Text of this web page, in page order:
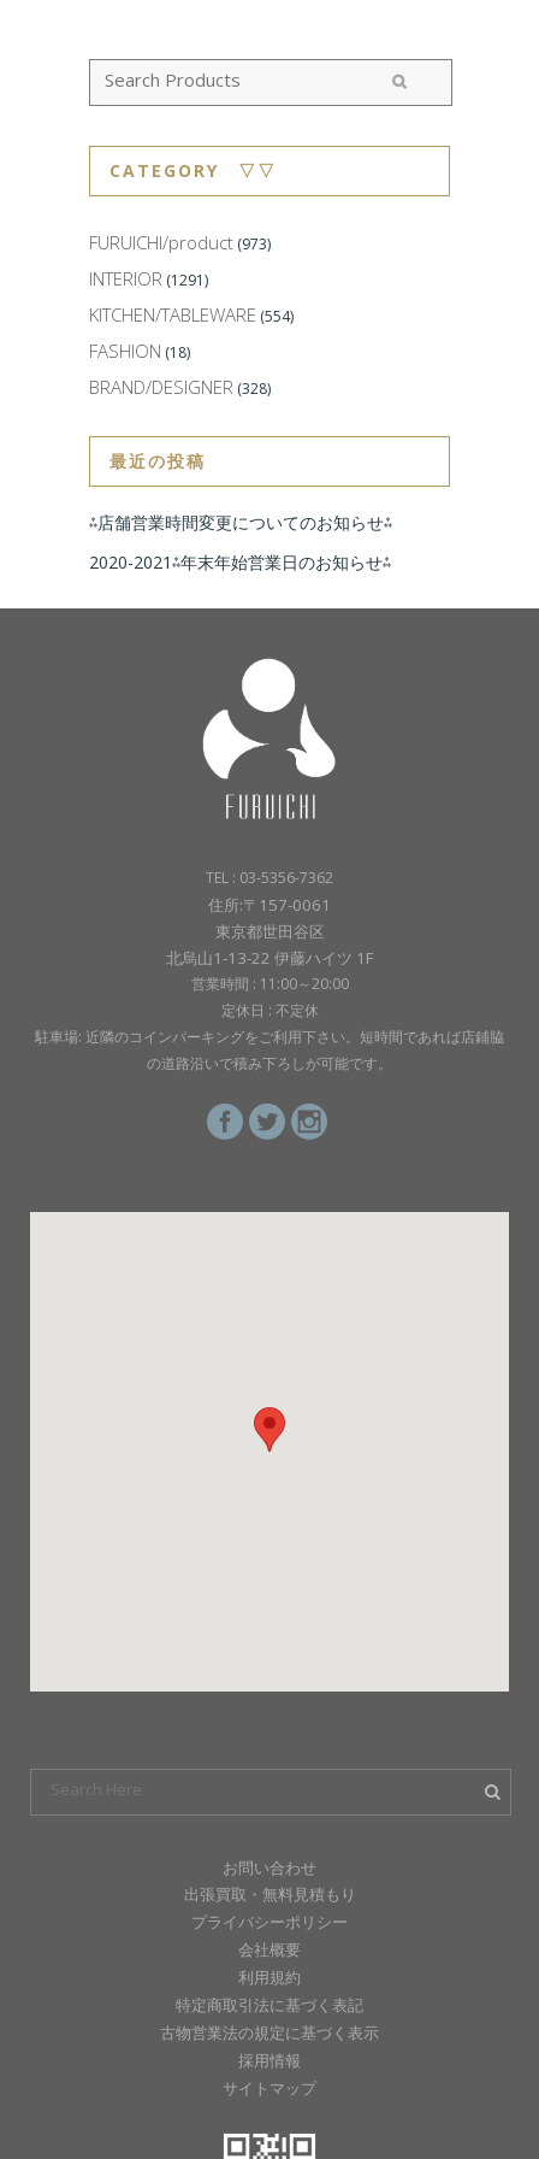
CATEGORY ▽▽
FURUICHI/product (973)
INTERIOR (1291)
KITCHEN/TABLEWARE (554)
FASHION (18)
BRAND/DESIGNER (328)
最近の投稿
⁂店舗営業時間変更についてのお知らせ⁂
2020-2021⁂年末年始営業日のお知らせ⁂
TEL : 03-5356-7362
住所:〒157-0061
東京都世田谷区
北烏山1-13-22 伊藤ハイツ 1F
営業時間 : 11:00～20:00
定休日 : 不定休
駐車場: 近隣のコインパーキングをご利用下さい。短時間であれば店鋪脇
の道路沿いで積み下ろしが可能です。
お問い合わせ
出張買取・無料見積もり
プライバシーポリシー
会社概要
利用規約
特定商取引法に基づく表記
古物営業法の規定に基づく表示
採用情報
サイトマップ